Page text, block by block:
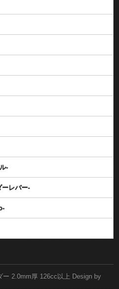
-
レバー-
ー 2.0mm厚 126cc以上 Design by